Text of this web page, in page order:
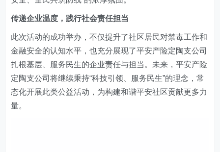
传递企业温度，践行社会责任担当
此次活动的成功举办，不仅提升了社区居民对禁毒工作和
金融安全的认知水平，也充分展现了平安产险定陶支公司
扎根基层、服务民生的企业责任与担当。未来，平安产险
定陶支公司将继续秉持“科技引领、服务民生”的理念，常
态化开展此类公益活动，为构建和谐平安社区贡献更多力
量。